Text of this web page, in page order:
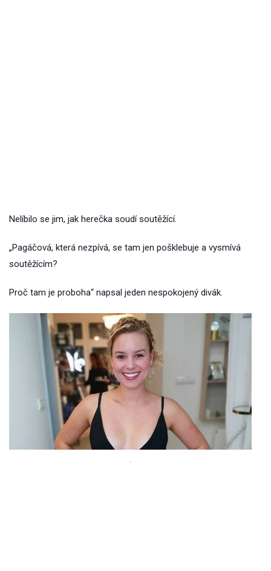
Nelíbilo se jim, jak herečka soudí soutěžící.
„Pagáčová, která nezpívá, se tam jen pošklebuje a vysmívá
soutěžícím?
Proč tam je proboha“ napsal jeden nespokojený divák.
.